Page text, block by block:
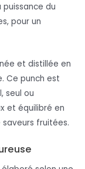
puissance du
pour un
et distillée en
Ce punch est
seul ou
et équilibré en
fruitées.